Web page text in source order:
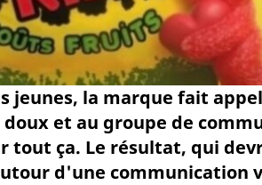
jeunes, la marque fait
et au groupe de
tout ça. Le résultat, qui
d'une communication